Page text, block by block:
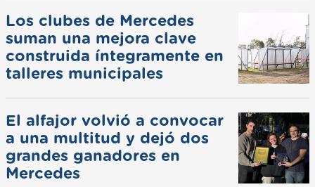
Los clubes de Mercedes
suman una mejora clave
construida íntegramente en
talleres municipales
El alfajor volvió a convocar
a una multitud y dejó dos
grandes ganadores en
Mercedes